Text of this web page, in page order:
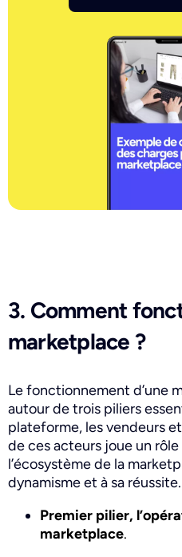
3. Comment
marketplace ?
Le fonctionnement d’une
autour de trois piliers
plateforme, les vendeurs
de ces acteurs joue un
l’écosystème de la
dynamisme et à sa réussite.
Premier pilier,
marketplace.